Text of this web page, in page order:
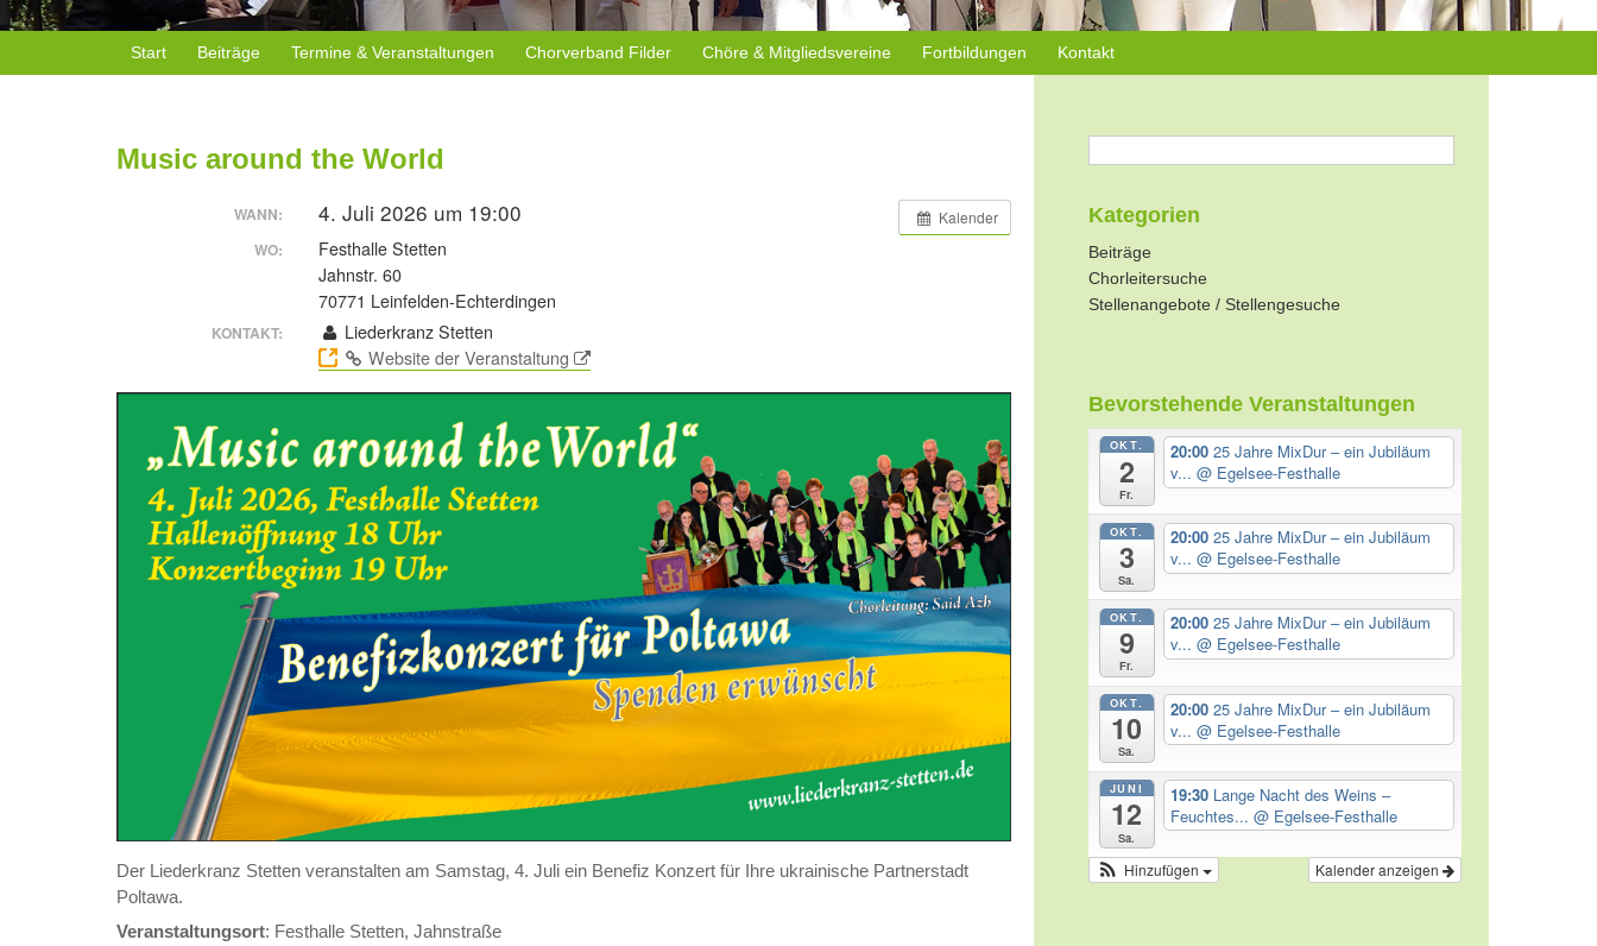
Start Beiträge Termine & Veranstaltungen Chorverband Filder Chöre & Mitgliedsvereine Fortbildungen Kontakt
Music around the World
Kalender
WANN: 4. Juli 2026 um 19:00
WO:
Festhalle Stetten
Jahnstr. 60
70771 Leinfelden-Echterdingen
KONTAKT:
Liederkranz Stetten
Website der Veranstaltung
Der Liederkranz Stetten veranstalten am Samstag, 4. Juli ein Benefiz Konzert für Ihre ukrainische Partnerstadt
Poltawa.
Veranstaltungsort: Festhalle Stetten, Jahnstraße
Kategorien
Beiträge
Chorleitersuche
Stellenangebote / Stellengesuche
Bevorstehende Veranstaltungen
OKT.
2
Fr.
20:00 25 Jahre MixDur – ein Jubiläum
v... @ Egelsee-Festhalle
OKT.
3
Sa.
20:00 25 Jahre MixDur – ein Jubiläum
v... @ Egelsee-Festhalle
OKT.
9
Fr.
20:00 25 Jahre MixDur – ein Jubiläum
v... @ Egelsee-Festhalle
OKT.
10
Sa.
20:00 25 Jahre MixDur – ein Jubiläum
v... @ Egelsee-Festhalle
JUNI
12
Sa.
19:30 Lange Nacht des Weins –
Feuchtes... @ Egelsee-Festhalle
Kalender anzeigen
Hinzufügen